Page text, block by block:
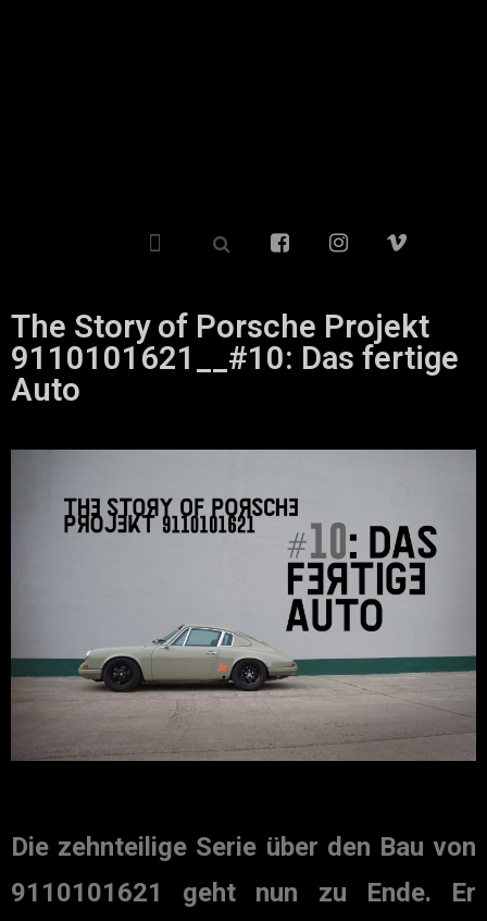
The Story of Porsche Projekt
9110101621__#10: Das fertige
Auto
Die zehnteilige Serie über den Bau von
9110101621 geht nun zu Ende. Er